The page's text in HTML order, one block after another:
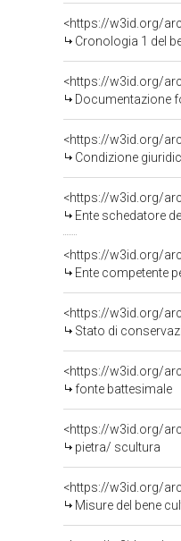
<https://w3id.org/
Cronologia 1 del
<https://w3id.org/
Documentazione
<https://w3id.org/
Condizione
<https://w3id.org/
Ente schedatore
<https://w3id.org/
Ente competente
<https://w3id.org/
Stato di
<https://w3id.org/
fonte battesimale
<https://w3id.org/
pietra/ scultura
<https://w3id.org/
Misure del bene